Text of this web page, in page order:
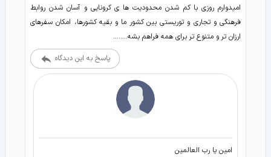
امیدوارم روزی با کم شدن محدودیت ها ی کرونایی و آسان شدن روابط
فرهنگی و تجاری و توریستی بین کشور ما و بقیه کشورها، امکان سفرهای
ارزان تر و متنوع تر برای همه فراهم بشه........
پاسخ به این دیدگاه
امین یا رب العالمین